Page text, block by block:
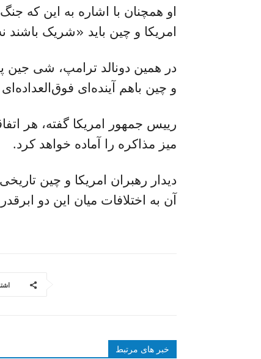
او همچنان با اشاره به این‌ که
امریکا و چین باید «شریک باشند
در همین دونالد ترامپ، شی جین
و چین باهم آینده‌ای
رییس جمهور امریکا گفته، هر
میز مذاکره را آماده خواهد کرد.
دیدار رهبران امریکا و چین
آن به اختلافات میان این دو
خبر های مرتبط